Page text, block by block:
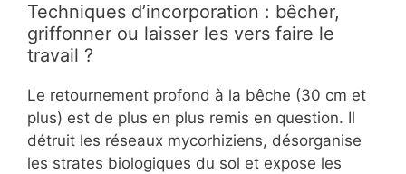
Techniques d’incorporation : bêcher,
griffonner ou laisser les vers faire le
travail ?
Le retournement profond à la bêche (30 cm et
plus) est de plus en plus remis en question. Il
détruit les réseaux mycorhiziens, désorganise
les strates biologiques du sol et expose les